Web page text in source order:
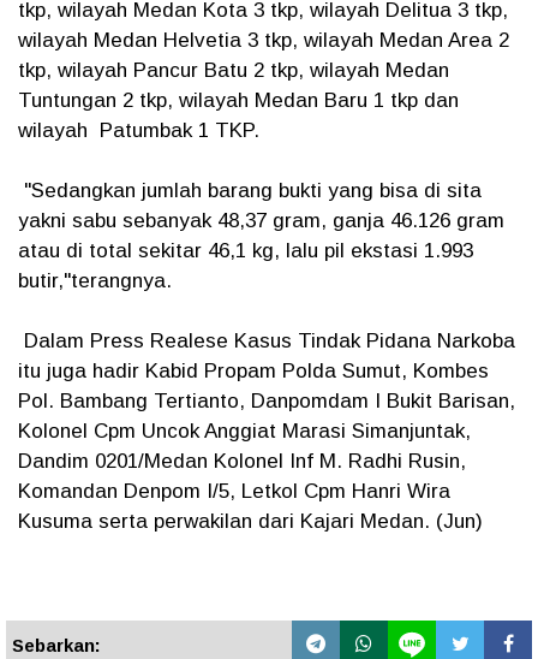
tkp, wilayah Medan Kota 3 tkp, wilayah Delitua 3 tkp,
wilayah Medan Helvetia 3 tkp, wilayah Medan Area 2
tkp, wilayah Pancur Batu 2 tkp, wilayah Medan
Tuntungan 2 tkp, wilayah Medan Baru 1 tkp dan
wilayah Patumbak 1 TKP.
"Sedangkan jumlah barang bukti yang bisa di sita
yakni sabu sebanyak 48,37 gram, ganja 46.126 gram
atau di total sekitar 46,1 kg, lalu pil ekstasi 1.993
butir,"terangnya.
Dalam Press Realese Kasus Tindak Pidana Narkoba
itu juga hadir Kabid Propam Polda Sumut, Kombes
Pol. Bambang Tertianto, Danpomdam I Bukit Barisan,
Kolonel Cpm Uncok Anggiat Marasi Simanjuntak,
Dandim 0201/Medan Kolonel Inf M. Radhi Rusin,
Komandan Denpom I/5, Letkol Cpm Hanri Wira
Kusuma serta perwakilan dari Kajari Medan. (Jun)
Sebarkan: